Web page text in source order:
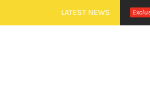
to
LATEST NEWS
秉治《活着 Alive》巡演 Zepp KL 热血开唱